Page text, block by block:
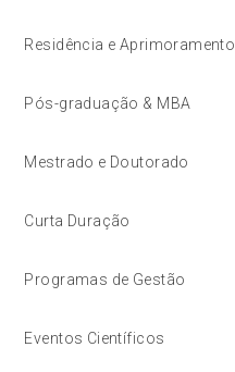
Residência e Aprimoramento
Pós-graduação & MBA
Mestrado e Doutorado
Curta Duração
Programas de Gestão
Eventos Científicos